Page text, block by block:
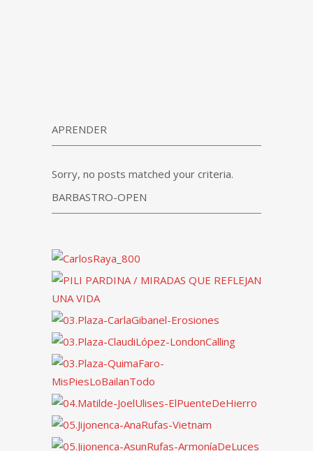
APRENDER
Sorry, no posts matched your criteria.
BARBASTRO-OPEN